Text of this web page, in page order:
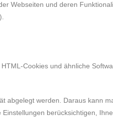
Webseiten und deren
Cookies und ähnliche
abgelegt werden. Daraus kann
berücksichtigen,